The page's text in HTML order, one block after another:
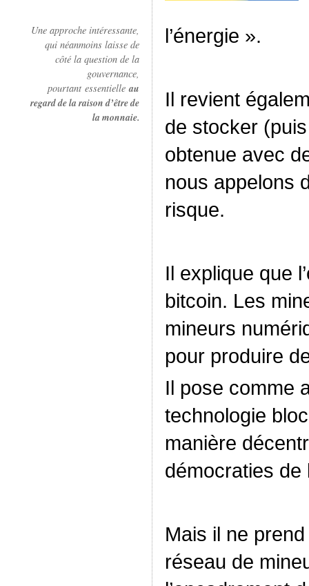
Une approche intéressante,
qui néanmoins laisse de
côté la question de la
gouvernance,
pourtant essentielleau
regard de la raison d’être de
la monnaie.
l’énergie ».
Il revient
de stocker
obtenue avec
nous appelons
risque.
Il explique que
bitcoin. Les
mineurs
pour produire
Il pose comme
technologie
manière
démocraties de
Mais il ne
réseau de